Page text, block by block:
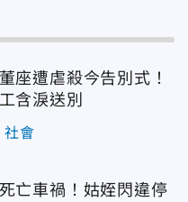
座遭虐殺今告別式！
含淚送別
社會
亡車禍！姑姪閃違停